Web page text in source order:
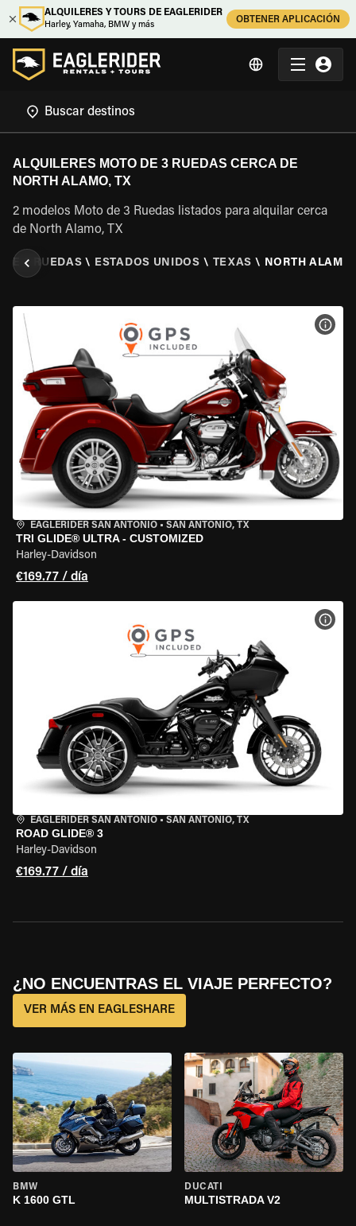
ALQUILERES Y TOURS DE EAGLERIDER
Harley, Yamaha, BMW y más
OBTENER APLICACIÓN
ALQUILERES MOTO DE 3 RUEDAS CERCA DE
NORTH ALAMO, TX
2 modelos Moto de 3 Ruedas listados para alquilar cerca
de North Alamo, TX
DE 3 RUEDAS \ ESTADOS UNIDOS \ TEXAS \ NORTH
EAGLERIDER SAN ANTONIO • SAN ANTONIO, TX
TRI GLIDE® ULTRA - CUSTOMIZED
Harley-Davidson
€169.77 / día
VER
EAGLERIDER SAN ANTONIO • SAN ANTONIO, TX
ROAD GLIDE® 3
Harley-Davidson
€169.77 / día
VER
¿NO ENCUENTRAS EL VIAJE PERFECTO?
VER MÁS EN EAGLESHARE
BMW
K 1600 GTL
DUCATI
MULTISTRADA V2